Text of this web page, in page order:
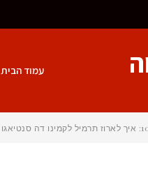
עמוד הבית